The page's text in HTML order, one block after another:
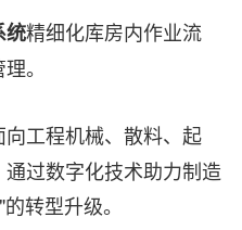
统精细化库房内作业流
。
向工程机械、散料、起
过数字化技术助力制造
转型升级。